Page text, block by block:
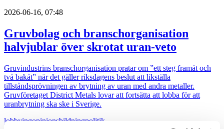
2026-06-16, 07:48
Gruvbolag och branschorganisation
halvjublar över skrotat uran-veto
Gruvindustrins branschorganisation pratar om ”ett steg framåt och
två bakåt” när det gäller riksdagens beslut att likställa
tillståndsprövningen av brytning av uran med andra metaller.
Gruvföretaget District Metals lovar att fortsätta att lobba för att
uranbrytning ska ske i Sverige.
lobbyingopinionsbildningpolitik